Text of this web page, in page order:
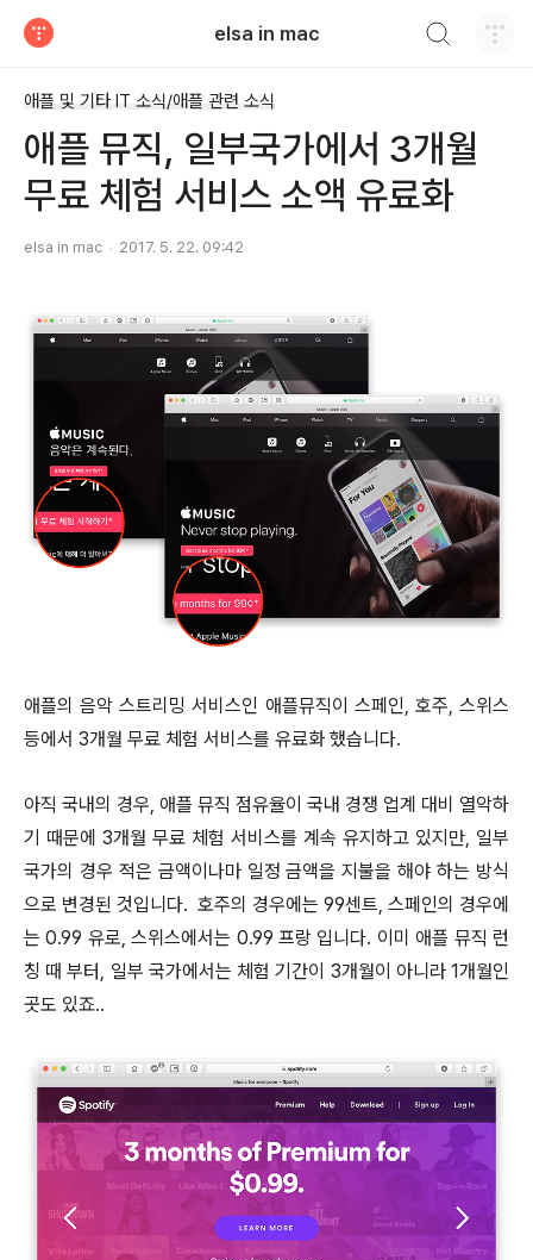
elsa in mac
애플 및 기타 IT 소식/애플 관련 소식
애플 뮤직, 일부국가에서 3개월
무료 체험 서비스 소액 유료화
elsa in mac 2017. 5. 22. 09:42
애플의 음악 스트리밍 서비스인 애플뮤직이 스페인, 호주, 스위스
등에서 3개월 무료 체험 서비스를 유료화 했습니다.
아직 국내의 경우, 애플 뮤직 점유율이 국내 경쟁 업계 대비 열악하
기 때문에 3개월 무료 체험 서비스를 계속 유지하고 있지만, 일부
국가의 경우 적은 금액이나마 일정 금액을 지불을 해야 하는 방식
으로 변경된 것입니다. 호주의 경우에는 99센트, 스페인의 경우에
는 0.99 유로, 스위스에서는 0.99 프랑 입니다. 이미 애플 뮤직 런
칭 때 부터, 일부 국가에서는 체험 기간이 3개월이 아니라 1개월인
곳도 있죠..